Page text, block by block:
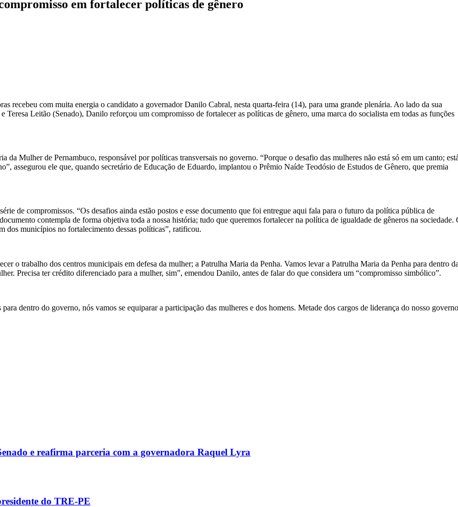
em fortalecer políticas de gênero
recebeu com muita energia o candidato a governador Danilo Cabral, nesta quarta-feira (14), para uma grande plenária. Ao lado da sua
Leitão (Senado), Danilo reforçou um compromisso de fortalecer as políticas de gênero, uma marca do socialista em todas as funções
da Mulher de Pernambuco, responsável por políticas transversais no governo. “Porque o desafio das mulheres não está só em um canto;
assegurou ele que, quando secretário de Educação de Eduardo, implantou o Prêmio Naíde Teodósio de Estudos de Gênero, que premia
de compromissos. “Os desafios ainda estão postos e esse documento que foi entregue aqui fala para o futuro da política pública de
contempla de forma objetiva toda a nossa história; tudo que queremos fortalecer na política de igualdade de gêneros na sociedade.
dos municípios no fortalecimento dessas políticas”, ratificou.
o trabalho dos centros municipais em defesa da mulher; a Patrulha Maria da Penha. Vamos levar a Patrulha Maria da Penha para dentro
Precisa ter crédito diferenciado para a mulher, sim”, emendou Danilo, antes de falar do que considera um “compromisso simbólico”.
dentro do governo, nós vamos se equiparar a participação das mulheres e dos homens. Metade dos cargos de liderança do nosso governo
e reafirma parceria com a governadora Raquel Lyra
do TRE-PE